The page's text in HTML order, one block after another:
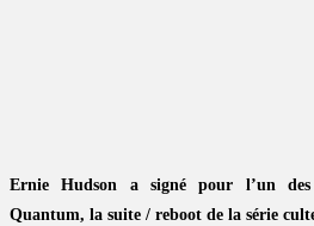
Ernie Hudson a signé pour l’un
Quantum, la suite / reboot de la série